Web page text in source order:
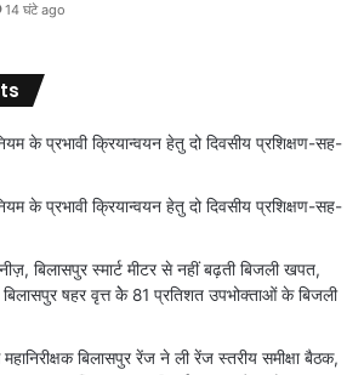
14 घंटे ago
के प्रभावी क्रियान्वयन हेतु दो दिवसीय प्रशिक्षण-सह-
के प्रभावी क्रियान्वयन हेतु दो दिवसीय प्रशिक्षण-सह-
बिलासपुर स्मार्ट मीटर से नहीं बढ़ती बिजली खपत,
षहर वृत्त केे 81 प्रतिशत उपभोक्ताओं के बिजली
महानिरीक्षक बिलासपुर रेंज ने ली रेंज स्तरीय समीक्षा बैठक,